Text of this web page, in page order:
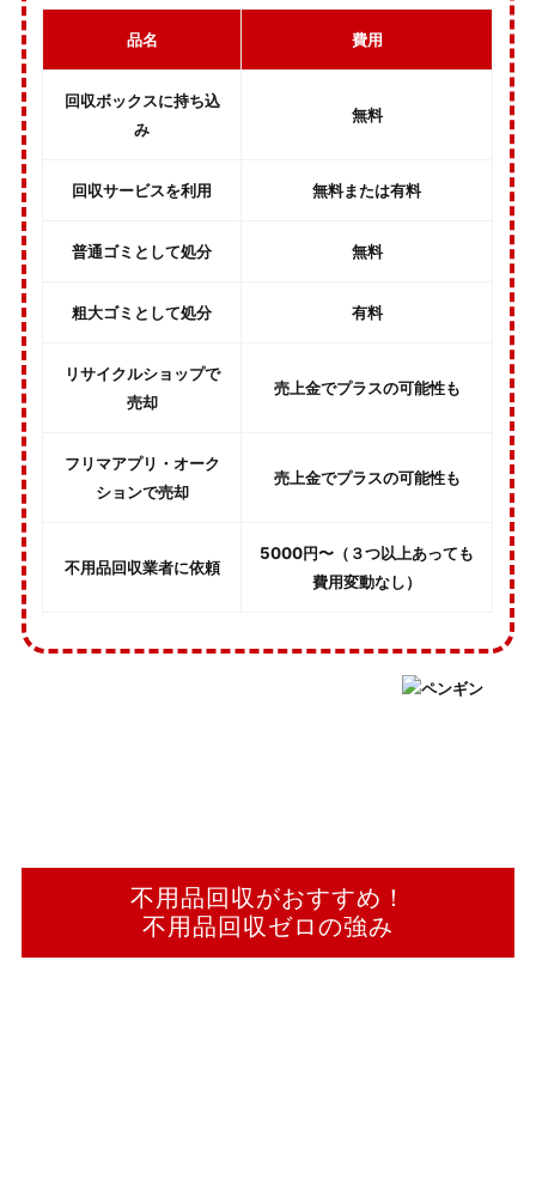
品名 費用
回収ボックスに持ち込
み
無料
回収サービスを利用 無料または有料
普通ゴミとして処分 無料
粗大ゴミとして処分 有料
リサイクルショップで
売却
売上金でプラスの可能性も
フリマアプリ・オーク
ションで売却
売上金でプラスの可能性も
不用品回収業者に依頼
5000円〜（３つ以上あっても
費用変動なし）
不用品回収がおすすめ！
不用品回収ゼロの強み